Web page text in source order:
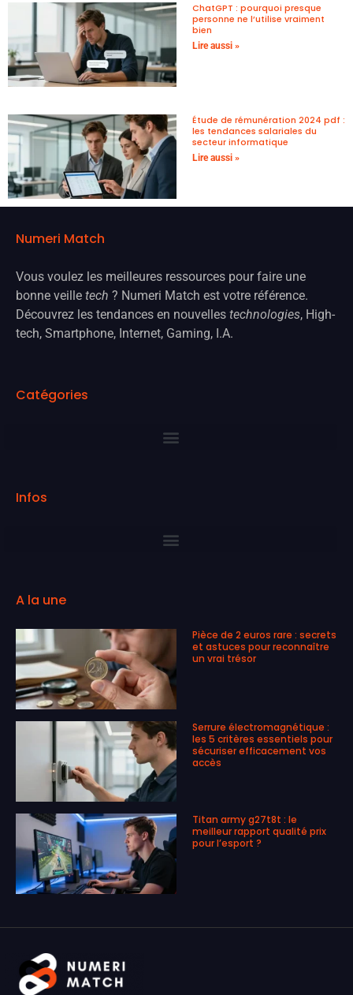
ChatGPT : pourquoi presque
personne ne l’utilise vraiment
bien
Lire aussi »
Étude de rémunération 2024 pdf :
les tendances salariales du
secteur informatique
Lire aussi »
Numeri Match
Vous voulez les meilleures ressources pour faire une
bonne veille tech ? Numeri Match est votre référence.
Découvrez les tendances en nouvelles technologies, High-
tech, Smartphone, Internet, Gaming, I.A.
Catégories
Infos
A la une
Pièce de 2 euros rare : secrets
et astuces pour reconnaître
un vrai trésor
Serrure électromagnétique :
les 5 critères essentiels pour
sécuriser efficacement vos
accès
Titan army g27t8t : le
meilleur rapport qualité prix
pour l’esport ?